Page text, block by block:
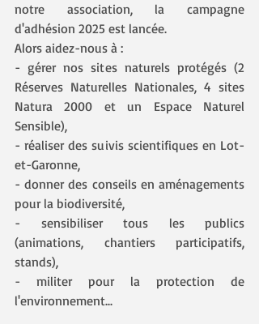
notre association, la campagne
d'adhésion 2025 est lancée.
Alors aidez-nous à :
- gérer nos sites naturels protégés (2
Réserves Naturelles Nationales, 4 sites
Natura 2000 et un Espace Naturel
Sensible),
- réaliser des suivis scientifiques en Lot-
et-Garonne,
- donner des conseils en aménagements
pour la biodiversité,
- sensibiliser tous les publics
(animations, chantiers participatifs,
stands),
- militer pour la protection de
l'environnement...